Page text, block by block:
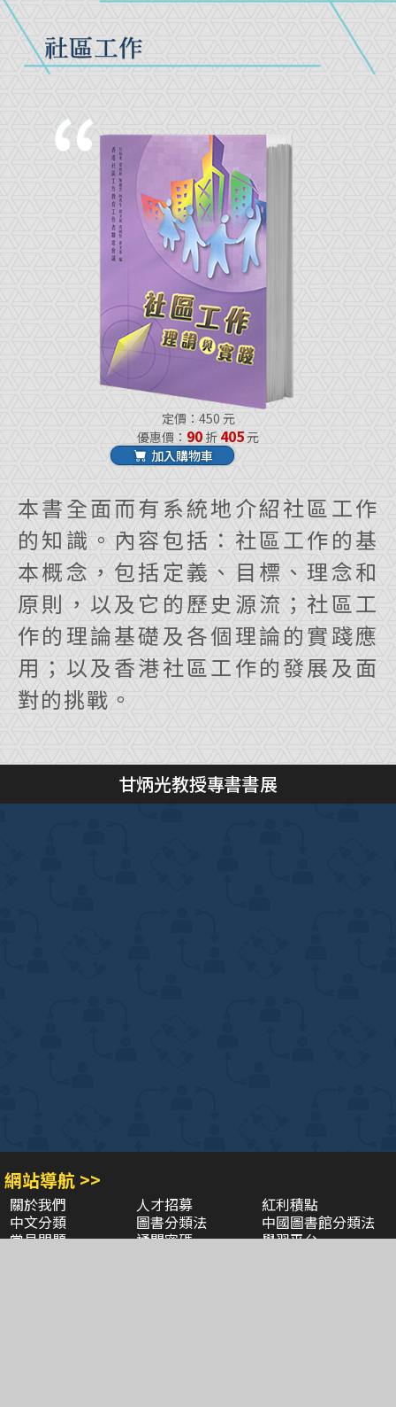
定價：450 元
優惠價： 90 折 405元
加入購物車
本書全面而有系統地介紹社區工作
的知識。內容包括：社區工作的基
本概念，包括定義、目標、理念和
原則，以及它的歷史源流；社區工
作的理論基礎及各個理論的實踐應
用；以及香港社區工作的發展及面
對的挑戰。
甘炳光教授專書書展
網站導航 >>
關於我們 人才招募
紅利積點
中文分類
圖書分類法
中國圖書館分類法
常見問題
通關密碼
學習平台